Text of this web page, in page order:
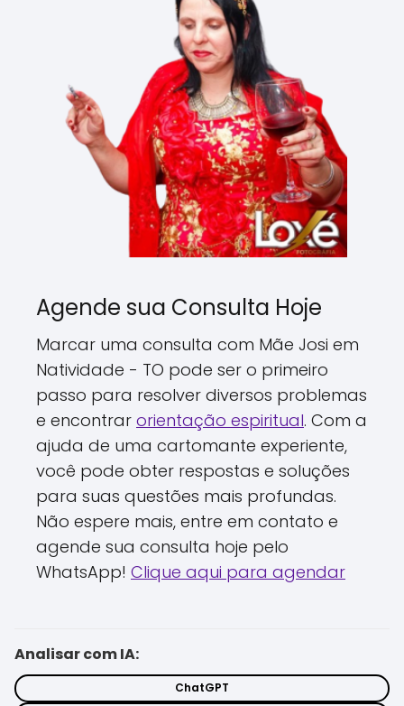
Agende sua Consulta Hoje
Marcar uma consulta com Mãe Josi em
Natividade - TO pode ser o primeiro
passo para resolver diversos problemas
e encontrar orientação espiritual. Com a
ajuda de uma cartomante experiente,
você pode obter respostas e soluções
para suas questões mais profundas.
Não espere mais, entre em contato e
agende sua consulta hoje pelo
WhatsApp! Clique aqui para agendar
Analisar com IA:
ChatGPT